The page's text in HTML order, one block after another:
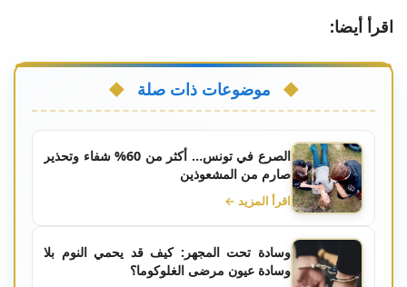
اقرأ أيضا:
موضوعات ذات صلة
الصرع في تونس… أكثر من 60% شفاء وتحذير
صارم من المشعوذين
اقرأ المزيد ←
وسادة تحت المجهر: كيف قد يحمي النوم بلا
وسادة عيون مرضى الغلوكوما؟